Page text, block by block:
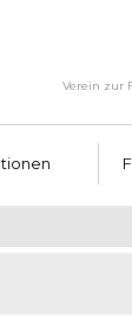
Verein zur